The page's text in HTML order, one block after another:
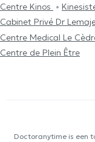
Centre Kinos
Cabinet Privé Dr
Centre Medical Le
Centre de Plein Être
Doctoranytime is een